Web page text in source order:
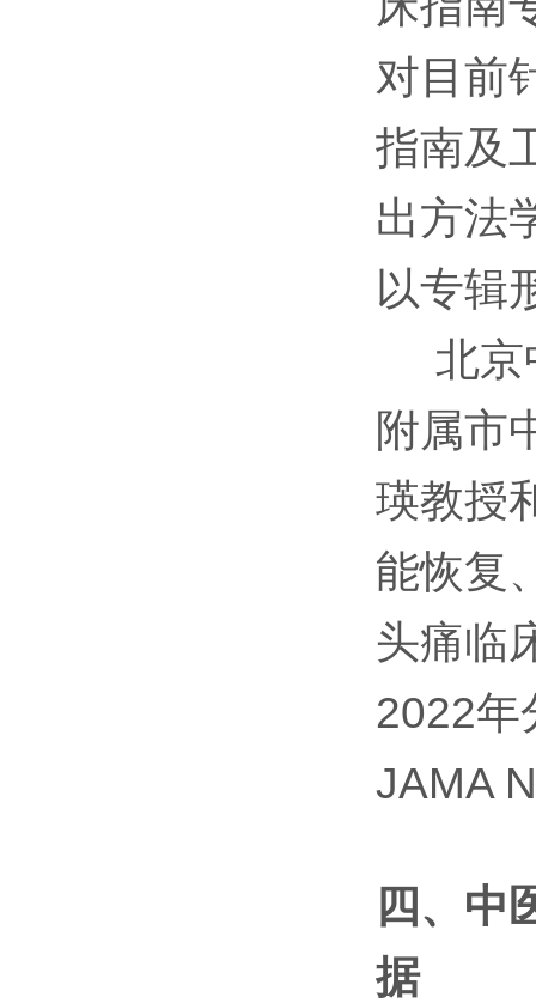
对目前
指南及
出方法
以专辑
北京
附属市
瑛教授
能恢复
头痛临
2022年
JAMA
四、中
据